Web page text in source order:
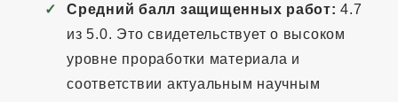
Средний балл защищенных работ: 4.7
из 5.0. Это свидетельствует о высоком
уровне проработки материала и
соответствии актуальным научным